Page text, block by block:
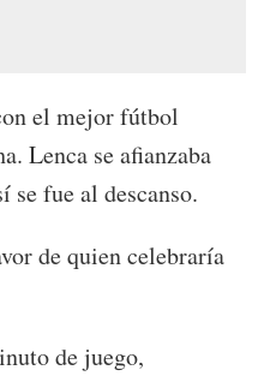
el mejor fútbol
Lenca se afianzaba
se fue al descanso.
de quien celebraría
de juego,